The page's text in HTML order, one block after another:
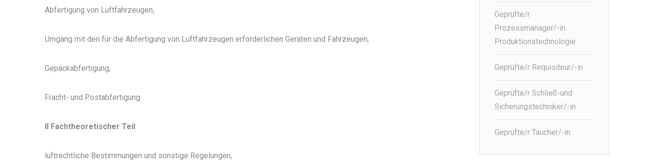
Abfertigung von Luftfahrzeugen,
Umgang mit den für die Abfertigung von Luftfahrzeugen erforderlichen Geräten und Fahrzeugen,
Gepäckabfertigung,
Fracht- und Postabfertigung.
II Fachtheoretischer Teil
luftrechtliche Bestimmungen und sonstige Regelungen,
Geprüfte/r
Prozessmanager/-in
Produktionstechnologie
Geprüfte/r Requisiteur/-in
Geprüfte/r Schließ-und
Sicherungstechniker/-in
Geprüfte/r Taucher/-in